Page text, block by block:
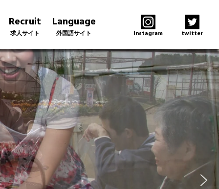
Recruit
求人サイト
Language
外国語サイト Instagram twitter